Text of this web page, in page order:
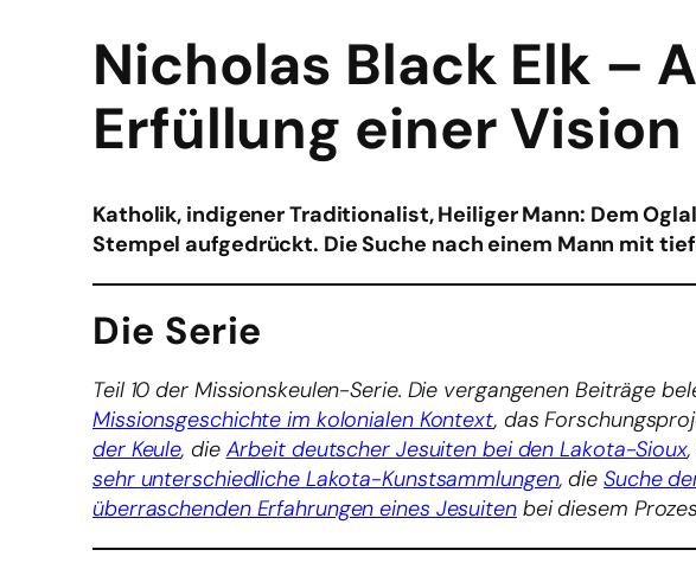
Nicholas Black Elk –
Erfüllung einer Vision
Katholik, indigener Traditionalist, Heiliger Mann: Dem
Stempel aufgedrückt. Die Suche nach einem Mann mit
Die Serie
Teil 10 der Missionskeulen-Serie. Die vergangenen Beiträge
Missionsgeschichte im kolonialen Kontext, das
der Keule, die Arbeit deutscher Jesuiten bei den Lakota-Sioux
sehr unterschiedliche Lakota-Kunstsammlungen, dieSuche
überraschenden Erfahrungen eines Jesuitenbei diesem